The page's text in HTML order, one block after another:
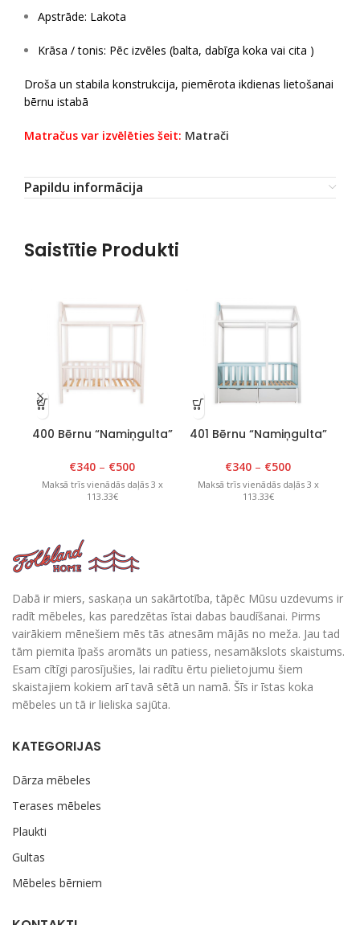
Apstrāde: Lakota
Krāsa / tonis: Pēc izvēles (balta, dabīga koka vai cita )
Droša un stabila konstrukcija, piemērota ikdienas lietošanai
bērnu istabā
Matračus var izvēlēties šeit: Matrači
Papildu informācija
Saistītie Produkti
400 Bērnu “Namiņgulta”
Balta
€340 – €500
Maksā trīs vienādās daļās 3 x
113.33€
401 Bērnu “Namiņgulta”
Balts/Zils
€340 – €500
Maksā trīs vienādās daļās 3 x
113.33€
Dabā ir miers, saskaņa un sakārtotība, tāpēc Mūsu uzdevums ir
radīt mēbeles, kas paredzētas īstai dabas baudīšanai. Pirms
vairākiem mēnešiem mēs tās atnesām mājās no meža. Jau tad
tām piemita īpašs aromāts un patiess, nesamākslots skaistums.
Esam cītīgi parosījušies, lai radītu ērtu pielietojumu šiem
skaistajiem kokiem arī tavā sētā un namā. Šīs ir īstas koka
mēbeles un tā ir lieliska sajūta.
KATEGORIJAS
Dārza mēbeles
Terases mēbeles
Plaukti
Gultas
Mēbeles bērniem